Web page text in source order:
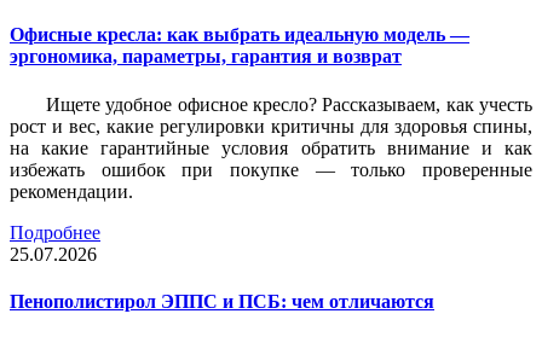
Офисные кресла: как выбрать идеальную модель —
эргономика, параметры, гарантия и возврат
Ищете удобное офисное кресло? Рассказываем, как учесть
рост и вес, какие регулировки критичны для здоровья спины,
на какие гарантийные условия обратить внимание и как
избежать ошибок при покупке — только проверенные
рекомендации.
Подробнее
25.07.2026
Пенополистирол ЭППС и ПСБ: чем отличаются